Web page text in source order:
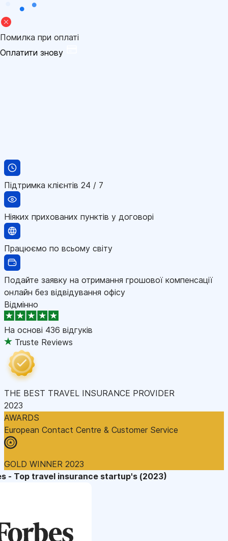
Помилка при оплаті
Оплатити знову
Підтримка клієнтів 24 / 7
Ніяких прихованих пунктів у договорі
Працюємо по всьому світу
Подайте заявку на отримання грошової компенсації
онлайн без відвідування офісу
Відмінно
На основі 436 відгуків
Truste Reviews
THE BEST TRAVEL INSURANCE PROVIDER
2023
AWARDS
European Contact Centre & Customer Service
GOLD WINNER 2023
- Top travel insurance startup's (2023)